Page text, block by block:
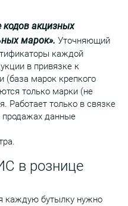
акцизных
марок». Уточняющий
каждой
в привязке к
(база марок крепкого
только марки (не
Работает только в связке
данные
в рознице
каждую бутылку нужно